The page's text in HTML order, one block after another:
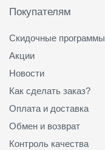
Покупателям
Скидочные программы
Акции
Новости
Как сделать заказ?
Оплата и доставка
Обмен и возврат
Контроль качества